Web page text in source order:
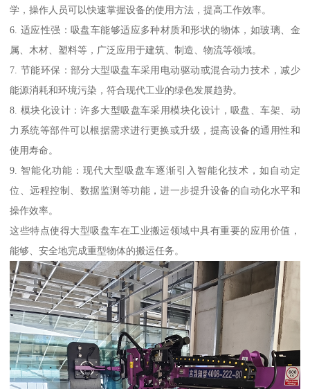
学，操作人员可以快速掌握设备的使用方法，提高工作效率。
6. 适应性强：吸盘车能够适应多种材质和形状的物体，如玻璃、金
属、木材、塑料等，广泛应用于建筑、制造、物流等领域。
7. 节能环保：部分大型吸盘车采用电动驱动或混合动力技术，减少
能源消耗和环境污染，符合现代工业的绿色发展趋势。
8. 模块化设计：许多大型吸盘车采用模块化设计，吸盘、车架、动
力系统等部件可以根据需求进行更换或升级，提高设备的通用性和
使用寿命。
9. 智能化功能：现代大型吸盘车逐渐引入智能化技术，如自动定
位、远程控制、数据监测等功能，进一步提升设备的自动化水平和
操作效率。
这些特点使得大型吸盘车在工业搬运领域中具有重要的应用价值，
能够、安全地完成重型物体的搬运任务。